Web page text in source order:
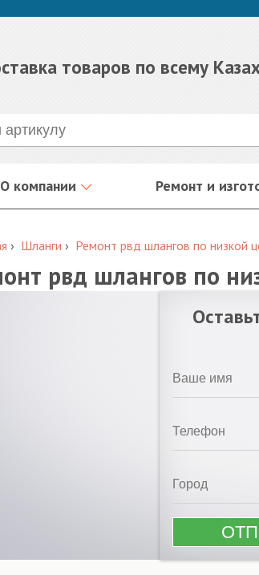
товаров по всему
О компании Ремонт и
› Шланги › Ремонт рвд шлангов по низкой
рвд шлангов по